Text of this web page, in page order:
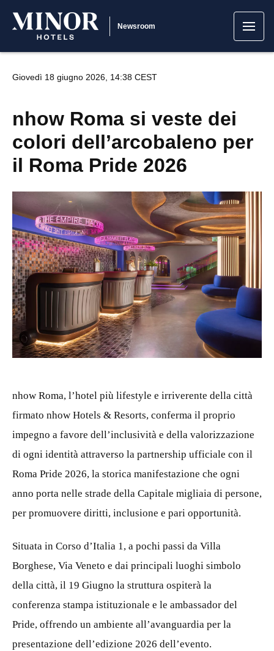
Newsroom
Giovedì 18 giugno 2026, 14:38 CEST
nhow Roma si veste dei
colori dell’arcobaleno per
il Roma Pride 2026
PNG
nhow Roma, l’hotel più lifestyle e irriverente della città
firmato nhow Hotels & Resorts, conferma il proprio
impegno a favore dell’inclusività e della valorizzazione
di ogni identità attraverso la partnership ufficiale con il
Roma Pride 2026, la storica manifestazione che ogni
anno porta nelle strade della Capitale migliaia di persone,
per promuovere diritti, inclusione e pari opportunità.
Situata in Corso d’Italia 1, a pochi passi da Villa
Borghese, Via Veneto e dai principali luoghi simbolo
della città, il 19 Giugno la struttura ospiterà la
conferenza stampa istituzionale e le ambassador del
Pride, offrendo un ambiente all’avanguardia per la
presentazione dell’edizione 2026 dell’evento.